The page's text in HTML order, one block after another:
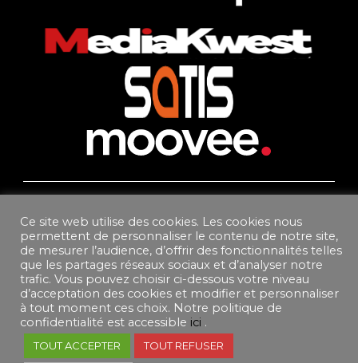
Mentions Légales
FAQ
Contact
Plan Du Site
DONNEES PERSONNELLES
CONDITIONS GÉNÉRALES DE VENTE ABONNEMENT
CONDITIONS GÉNÉRALES D’UTILISATION
Ce site web utilise des cookies. Les cookies nous
permettent de personnaliser le contenu de notre site,
de mesurer l’audience, d’offrir des fonctionnalités telles
que les partages réseaux sociaux et d’analyser notre
trafic. Vous pouvez choisir ci-dessous votre niveau
d’acceptation des cookies et modifier et personnaliser
à tout moment ces choix. Notre politique de
confidentialité est accessible ici .
TOUT ACCEPTER TOUT REFUSER